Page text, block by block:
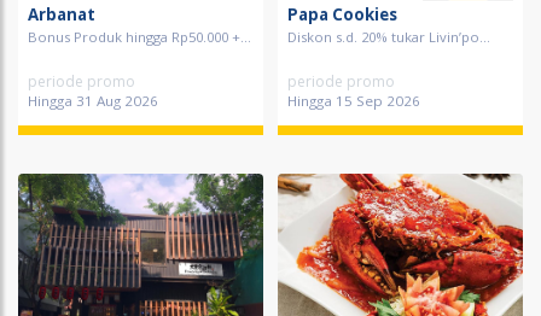
Arbanat
Bonus Produk hingga Rp50.000 +...
periode promo
Hingga 31 Aug 2026
Papa Cookies
Diskon s.d. 20% tukar Livin’po...
periode promo
Hingga 15 Sep 2026